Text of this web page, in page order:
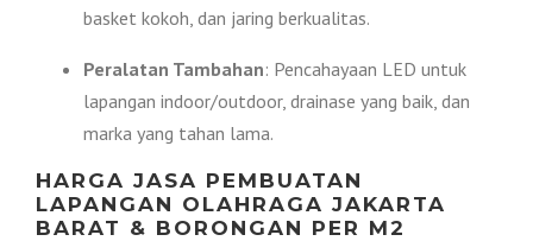
basket kokoh, dan jaring berkualitas.
Peralatan Tambahan: Pencahayaan LED untuk
lapangan indoor/outdoor, drainase yang baik, dan
marka yang tahan lama.
HARGA JASA PEMBUATAN
LAPANGAN OLAHRAGA JAKARTA
BARAT & BORONGAN PER M2